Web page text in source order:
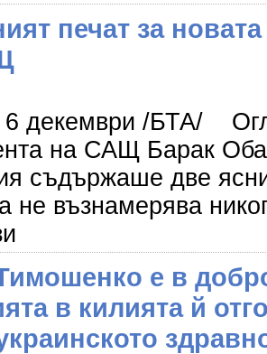
печат за
декември /БТА/
на САЩ Барак
съдържаше две
не възнамерява
е в
в килията й